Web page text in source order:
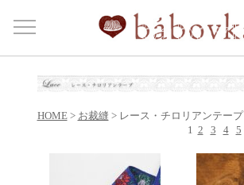
Menu
HOME
商品カテゴリーOpen submenu
カートを見る
HOME> お裁縫 > レース・チロリアンテープ
1 2 3 4 5